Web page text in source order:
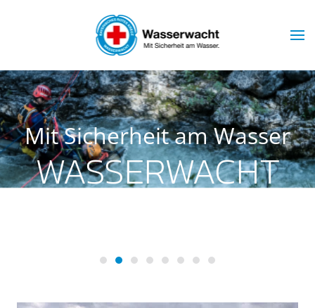
Skip to main content
Mit Sicherheit am Wasser
WASSERWACHT
Wasserwacht Marktoberdorf